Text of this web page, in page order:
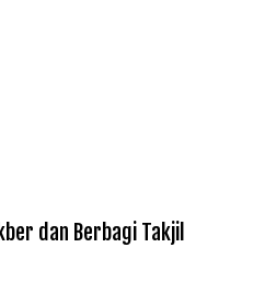
dan Berbagi Takjil